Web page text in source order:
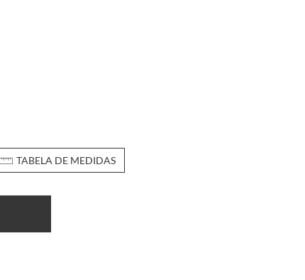
TABELA DE MEDIDAS